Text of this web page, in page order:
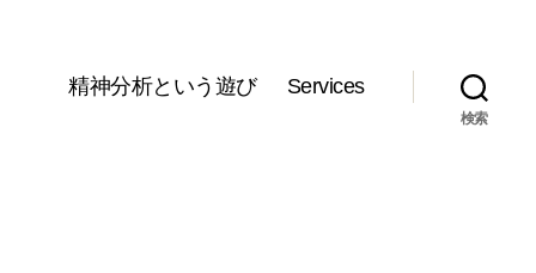
精神分析という遊び Services
検索